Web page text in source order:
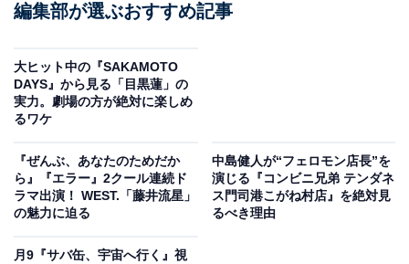
『憧れの作家は人間じゃありませんでした』の豪
『憧れの作家は人間じゃありませんでした』は、美しき
吸血鬼作家・御崎の日常を描く、新感覚のファンタジー
る担当編集者の瀬名あさひを、桜田ひよりさんが担当。
さらに、御崎のサポートをする「警視庁捜査一課異質事
件捜査係（通称：異捜）」の若手刑事・林原夏樹を一ノ
編集部が選ぶおすすめ記事
大ヒット中の『SAKAMOTO
DAYS』から見る「目黒蓮」の
実力。劇場の方が絶対に楽しめ
るワケ
『ぜんぶ、あなたのためだか
ら』『エラー』2クール連続ド
ラマ出演！ WEST.「藤井流星」
の魅力に迫る
中島健人が“フェロモン店長”を
演じる『コンビニ兄弟 テンダネ
ス門司港こがね村店』を絶対見
るべき理由
月9『サバ缶、宇宙へ行く』視